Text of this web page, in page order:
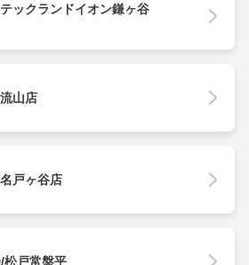
ックランドイオン鎌ヶ谷
山店
戸ヶ谷店
松戸常盤平